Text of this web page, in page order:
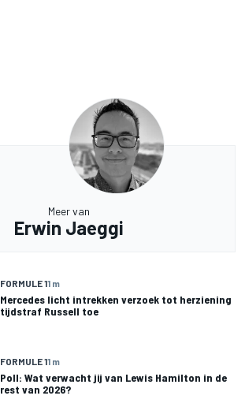
Meer van
Erwin Jaeggi
FORMULE 11 m
Mercedes licht intrekken verzoek tot herziening
tijdstraf Russell toe
FORMULE 11 m
Poll: Wat verwacht jij van Lewis Hamilton in de
rest van 2026?